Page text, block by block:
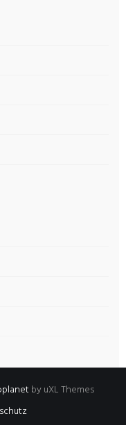
by uXL Themes